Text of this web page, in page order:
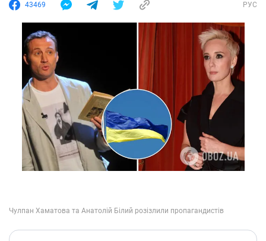
43469 РУС